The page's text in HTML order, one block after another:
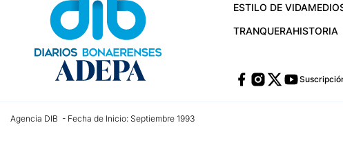
ESTILO DE VIDA
TRANQUERAHISTORIA
Agencia DIB - Fecha de Inicio: Septiembre 1993